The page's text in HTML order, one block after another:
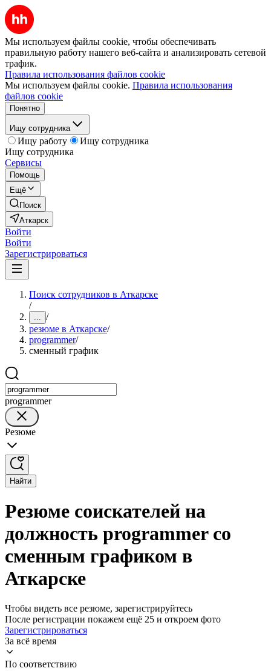
Мы используем файлы cookie, чтобы обеспечивать
правильную работу нашего веб-сайта и анализировать сетевой
трафик.
Правила использования файлов cookie
Мы используем файлы cookie. Правила использования
файлов cookie
Понятно
Ищу сотрудника
Ищу работу
Ищу сотрудника
Ищу сотрудника
Сервисы
Помощь
Ещё
Поиск
Аткарск
Войти
Войти
Зарегистрироваться
Поиск сотрудников в Аткарске
/
... /
резюме в Аткарске/
programmer/
сменный график
programmer
Резюме
Найти
Резюме соискателей на
должность programmer со
сменным графиком в
Аткарске
Чтобы видеть все резюме, зарегистрируйтесь
После регистрации покажем ещё 25 и откроем фото
Зарегистрироваться
За всё время
По соответствию